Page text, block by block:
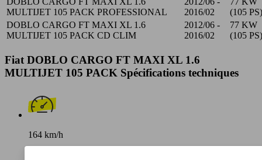
MULTIJET 105 PACK PROFESSIONAL
2016/02
(105 PS)
DOBLO CARGO FT MAXI XL 1.6
MULTIJET 105 PACK CD CLIM
2012/06 -
2016/02
77 KW
(105 PS)
Fiat DOBLO CARGO FT MAXI XL 1.6
MULTIJET 105 PACK Spécifications techniques
164 km/h